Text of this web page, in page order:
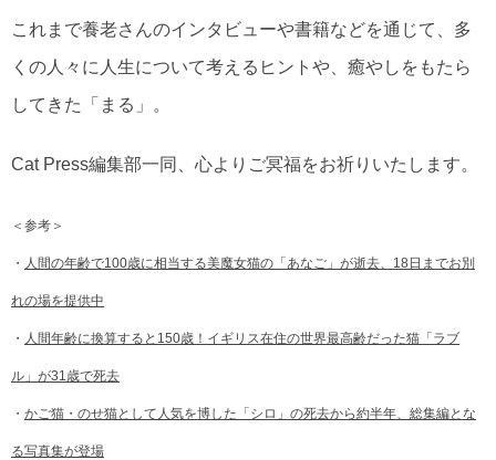
これまで養老さんのインタビューや書籍などを通じて、多
くの人々に人生について考えるヒントや、癒やしをもたら
してきた「まる」。
Cat Press編集部一同、心よりご冥福をお祈りいたします。
＜参考＞
・ 人間の年齢で100歳に相当する美魔女猫の「あなご」が逝去、18日までお別
れの場を提供中
・ 人間年齢に換算すると150歳！イギリス在住の世界最高齢だった猫「ラブ
ル」が31歳で死去
・ かご猫・のせ猫として人気を博した「シロ」の死去から約半年、総集編とな
る写真集が登場